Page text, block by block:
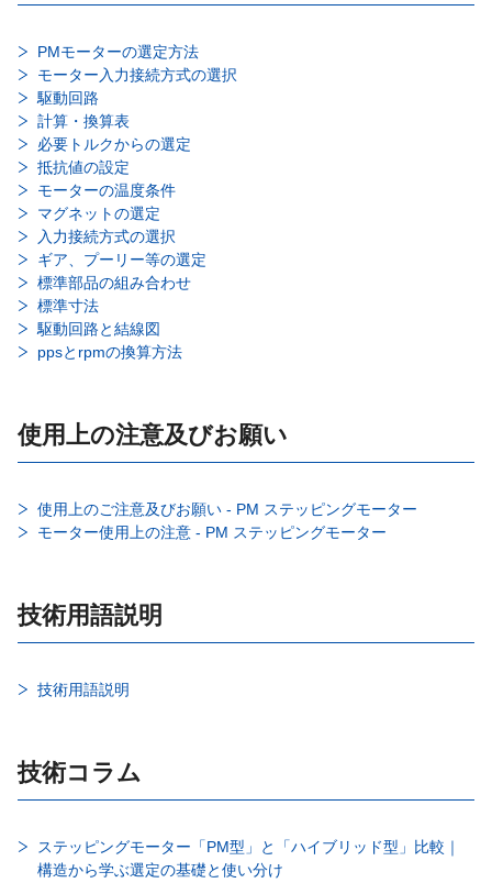
PMモーターの選定方法
モーター入力接続方式の選択
駆動回路
計算・換算表
必要トルクからの選定
抵抗値の設定
モーターの温度条件
マグネットの選定
入力接続方式の選択
ギア、プーリー等の選定
標準部品の組み合わせ
標準寸法
駆動回路と結線図
ppsとrpmの換算方法
使用上の注意及びお願い
使用上のご注意及びお願い - PM ステッピングモーター
モーター使用上の注意 - PM ステッピングモーター
技術用語説明
技術用語説明
技術コラム
ステッピングモーター「PM型」と「ハイブリッド型」比較｜
構造から学ぶ選定の基礎と使い分け